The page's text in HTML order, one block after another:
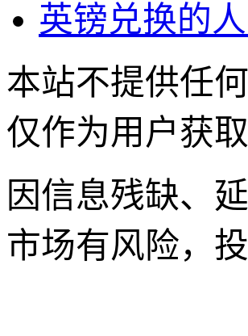
英镑兑换的
本站不提供任
仅作为用户获
因信息残缺、
市场有风险，